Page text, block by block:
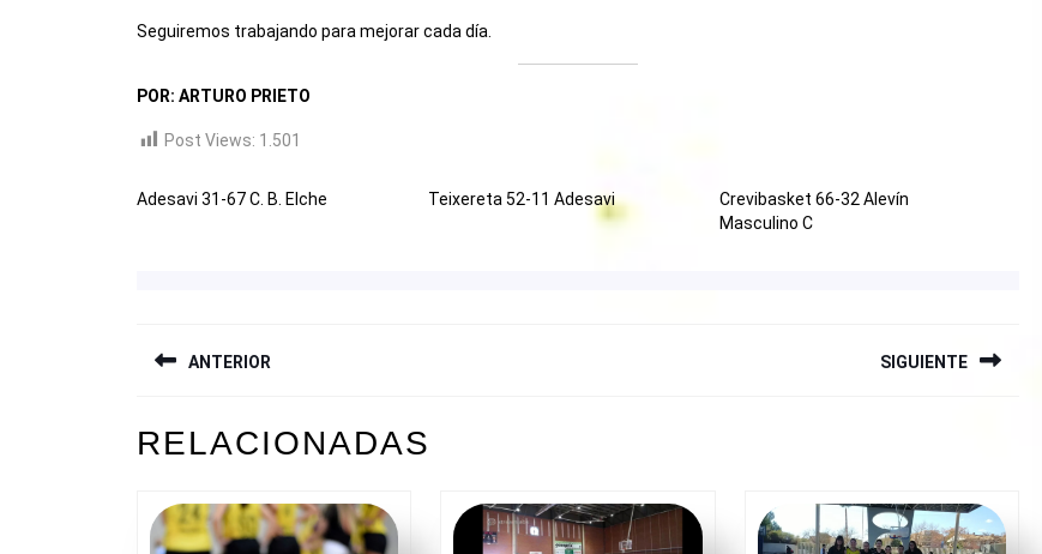
Seguiremos trabajando para mejorar cada día.
POR: ARTURO PRIETO
Post Views: 1.501
Adesavi 31-67 C. B. Elche Teixereta 52-11 Adesavi
Crevibasket 66-32 Alevín
Masculino C
DE
ENTRADAS
ANTERIOR
anterior:
SIGUIENTE
RELACIONADAS